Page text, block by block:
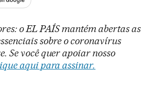
o EL PAÍS mantém abertas as
sobre o coronavírus
Se você quer apoiar nosso
aqui para assinar.